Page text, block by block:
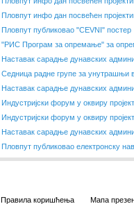
Пловпут инфо дан посвећен
Пловпут публиковао "CEVNI" постер
"РИС Програм за опремање" за
Наставак сарадње дунавских
Седница радне групе за унутрашњи
Наставак сарадње дунавских
Индустријски форум у оквиру
Индустријски форум у оквиру
Наставак сарадње дунавских
Пловпут публиковао електронску
Правила коришћења Мапа